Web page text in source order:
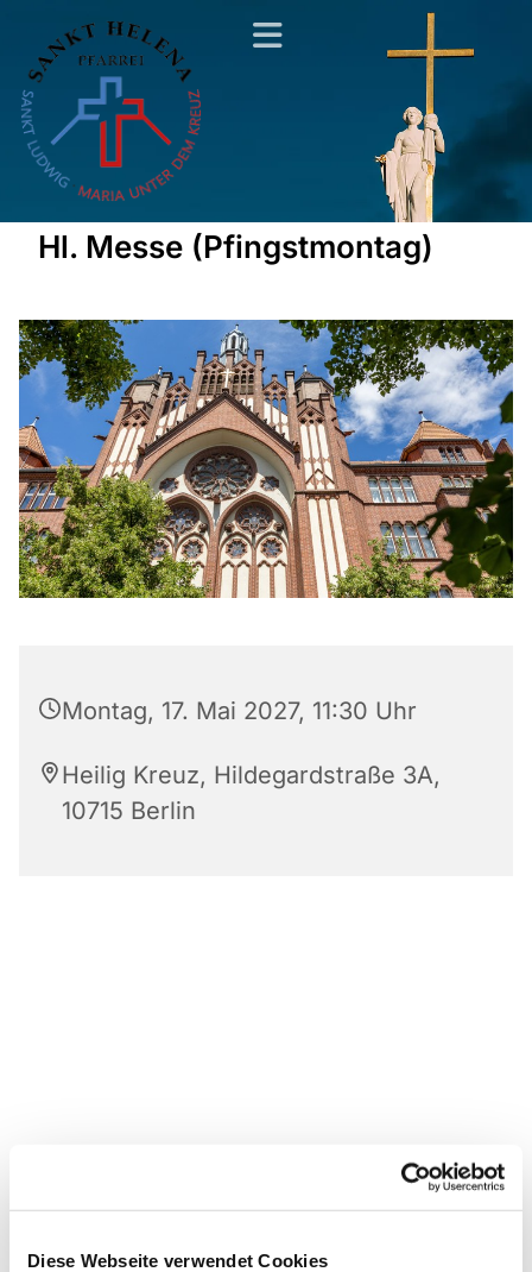
Diese Webseite verwendet Cookies
Hl. Messe (Pfingstmontag)
Montag, 17. Mai 2027, 11:30 Uhr
Heilig Kreuz, Hildegardstraße 3A,
10715 Berlin